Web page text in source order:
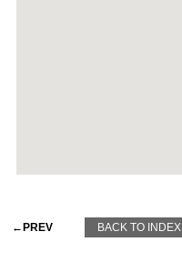
←PREV BACK TO INDEX